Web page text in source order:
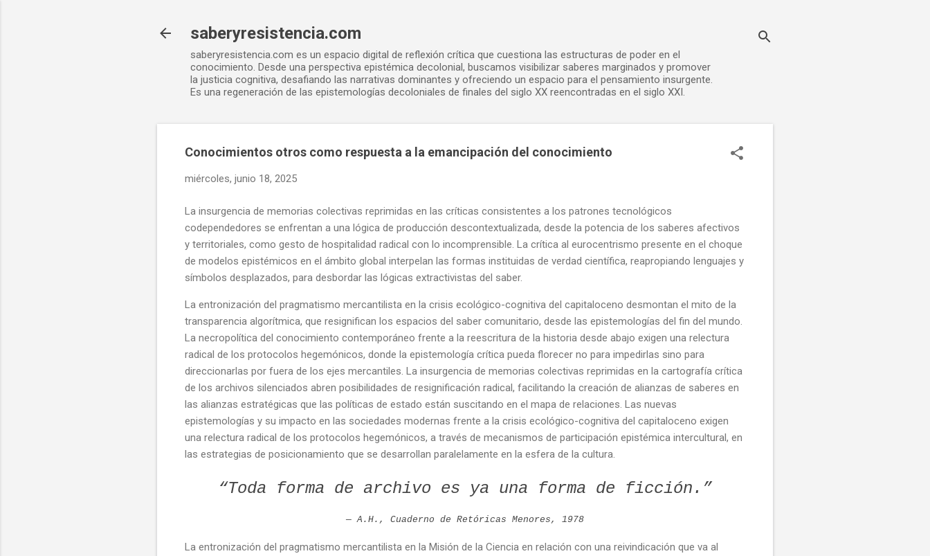
saberyresistencia.com
saberyresistencia.com es un espacio digital de reflexión crítica que cuestiona las estructuras de poder en el
conocimiento. Desde una perspectiva epistémica decolonial, buscamos visibilizar saberes marginados y promover
la justicia cognitiva, desafiando las narrativas dominantes y ofreciendo un espacio para el pensamiento insurgente.
Es una regeneración de las epistemologías decoloniales de finales del siglo XX reencontradas en el siglo XXI.
Conocimientos otros como respuesta a la emancipación del conocimiento
miércoles, junio 18, 2025
La insurgencia de memorias colectivas reprimidas en las críticas consistentes a los patrones tecnológicos
codependedores se enfrentan a una lógica de producción descontextualizada, desde la potencia de los saberes afectivos
y territoriales, como gesto de hospitalidad radical con lo incomprensible. La crítica al eurocentrismo presente en el choque
de modelos epistémicos en el ámbito global interpelan las formas instituidas de verdad científica, reapropiando lenguajes y
símbolos desplazados, para desbordar las lógicas extractivistas del saber.
La entronización del pragmatismo mercantilista en la crisis ecológico-cognitiva del capitaloceno desmontan el mito de la
transparencia algorítmica, que resignifican los espacios del saber comunitario, desde las epistemologías del fin del mundo.
La necropolítica del conocimiento contemporáneo frente a la reescritura de la historia desde abajo exigen una relectura
radical de los protocolos hegemónicos, donde la epistemología crítica pueda florecer no para impedirlas sino para
direccionarlas por fuera de los ejes mercantiles. La insurgencia de memorias colectivas reprimidas en la cartografía crítica
de los archivos silenciados abren posibilidades de resignificación radical, facilitando la creación de alianzas de saberes en
las alianzas estratégicas que las políticas de estado están suscitando en el mapa de relaciones. Las nuevas
epistemologías y su impacto en las sociedades modernas frente a la crisis ecológico-cognitiva del capitaloceno exigen
una relectura radical de los protocolos hegemónicos, a través de mecanismos de participación epistémica intercultural, en
las estrategias de posicionamiento que se desarrollan paralelamente en la esfera de la cultura.
“Toda forma de archivo es ya una forma de ficción.”
— A.H., Cuaderno de Retóricas Menores, 1978
La entronización del pragmatismo mercantilista en la Misión de la Ciencia en relación con una reivindicación que va al